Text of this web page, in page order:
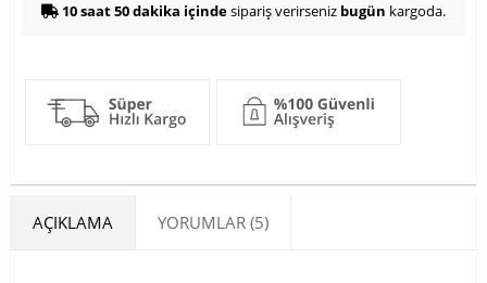
10 saat 50 dakika içindesipariş verirseniz bugün kargoda.
AÇIKLAMA YORUMLAR (5)